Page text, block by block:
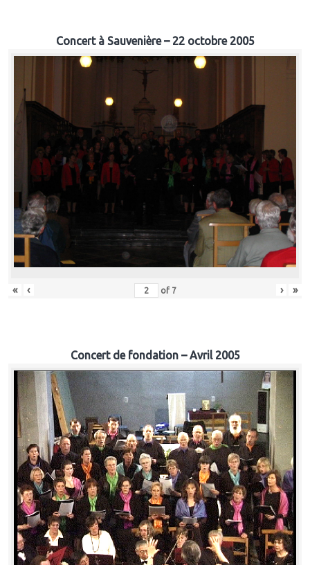
Concert à Sauvenière – 22 octobre 2005
« ‹ of 7 › »
Concert de fondation – Avril 2005